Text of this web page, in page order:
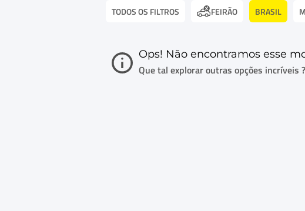
TODOS OS FILTROS FEIRÃO BRASIL
Ops! Não encontramos esse
Que tal explorar outras opções incríveis